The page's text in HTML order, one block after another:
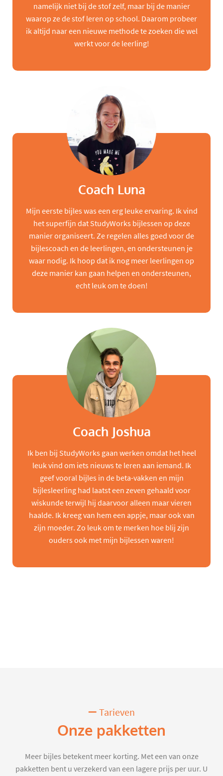
namelijk niet bij de stof zelf, maar bij de manier
waarop ze de stof leren op school. Daarom probeer
ik altijd naar een nieuwe methode te zoeken die wel
werkt voor de leerling!
Coach Luna
Mijn eerste bijles was een erg leuke ervaring. Ik vind
het superfijn dat StudyWorks bijlessen op deze
manier organiseert. Ze regelen alles goed voor de
bijlescoach en de leerlingen, en ondersteunen je
waar nodig. Ik hoop dat ik nog meer leerlingen op
deze manier kan gaan helpen en ondersteunen,
echt leuk om te doen!
Coach Joshua
Ik ben bij StudyWorks gaan werken omdat het heel
leuk vind om iets nieuws te leren aan iemand. Ik
geef vooral bijles in de beta-vakken en mijn
bijlesleerling had laatst een zeven gehaald voor
wiskunde terwijl hij daarvoor alleen maar vieren
haalde. Ik kreeg van hem een appje, maar ook van
zijn moeder. Zo leuk om te merken hoe blij zijn
ouders ook met mijn bijlessen waren!
Tarieven
Onze pakketten
Meer bijles betekent meer korting. Met een van onze
pakketten bent u verzekerd van een lagere prijs per uur. U